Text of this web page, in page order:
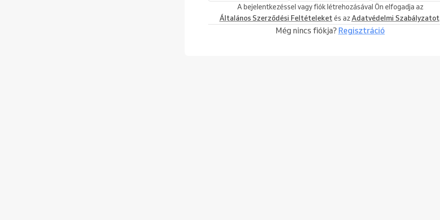
A bejelentkezéssel vagy fiók létrehozásával Ön elfogadja az
Általános Szerződési Feltételeketés azAdatvédelmi Szabályzatot
Még nincs fiókja? Regisztráció